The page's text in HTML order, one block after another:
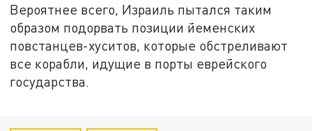
Вероятнее всего, Израиль пытался таким
образом подорвать позиции йеменских
повстанцев-хуситов, которые обстреливают
все корабли, идущие в порты еврейского
государства.